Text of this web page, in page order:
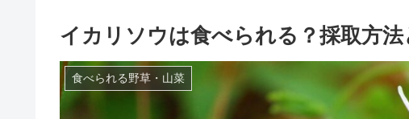
イカリソウは食べられる？採取方法
食べられる野草・山菜